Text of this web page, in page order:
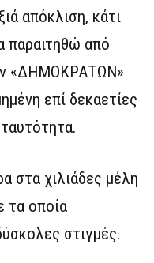
απόκλιση, κάτι
παραιτηθώ από
«ΔΗΜΟΚΡΑΤΩΝ»
επί δεκαετίες
στα χιλιάδες μέλη
τα οποία
στιγμές.